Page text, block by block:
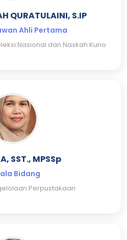
QURATULAINI, S.IP
Ahli Pertama
Nasional dan Naskah Kuno
SST., MPSSp
Bidang
Perpustakaan